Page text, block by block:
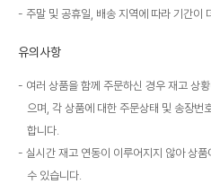
주말 및 공휴일, 배송 지역에 따라 기간이
유의사항
여러 상품을 함께 주문하신 경우 재고 상
으며, 각 상품에 대한 주문상태 및 송장번
합니다.
실시간 재고 연동이 이루어지지 않아 상
수 있습니다.